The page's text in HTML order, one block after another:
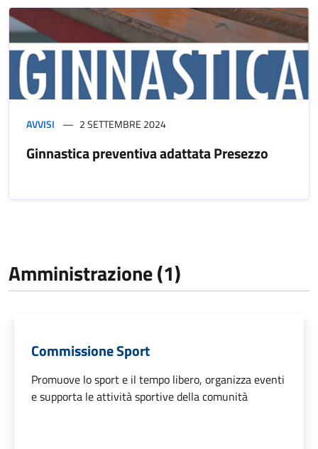
AVVISI 2 SETTEMBRE 2024
Ginnastica preventiva adattata Presezzo
Amministrazione (1)
Commissione Sport
Promuove lo sport e il tempo libero, organizza eventi
e supporta le attività sportive della comunità